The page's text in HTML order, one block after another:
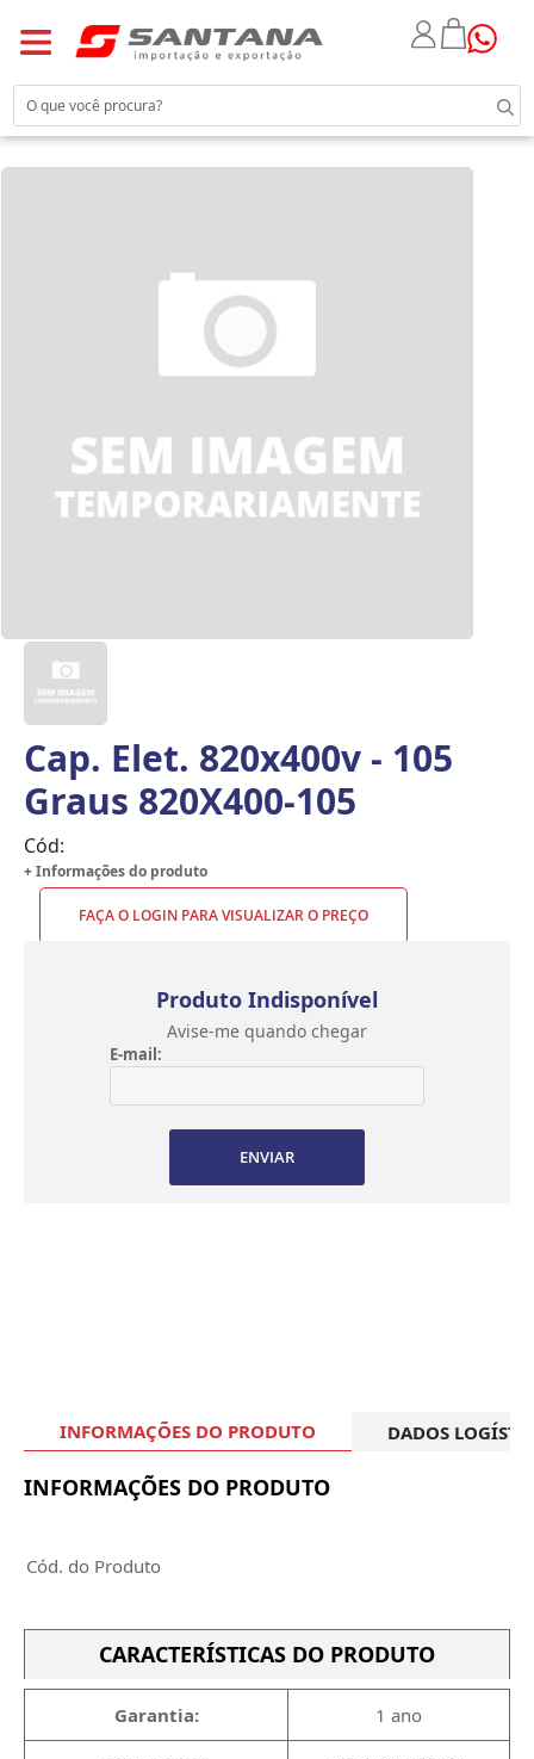
Cap. Elet. 820x400v - 105
Graus 820X400-105
Cód:
+ Informações do produto
FAÇA O LOGIN PARA VISUALIZAR O PREÇO
Produto Indisponível
Avise-me quando chegar
E-mail:
ENVIAR
INFORMAÇÕES DO PRODUTO DADOS
INFORMAÇÕES DO PRODUTO
Cód. do Produto
CARACTERÍSTICAS DO PRODUTO
Garantia: 1 ano